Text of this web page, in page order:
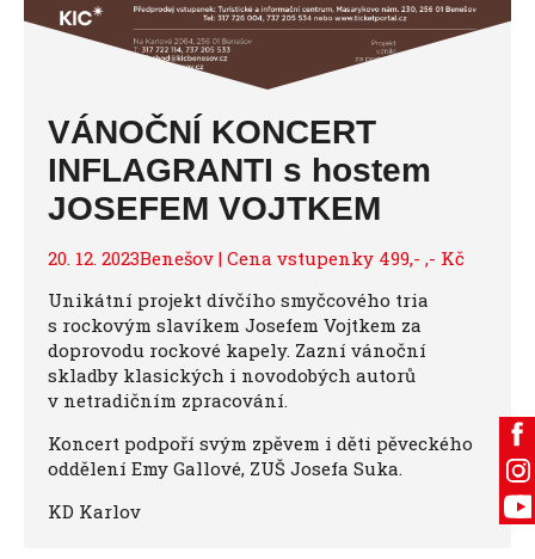
VÁNOČNÍ KONCERT
INFLAGRANTI s hostem
JOSEFEM VOJTKEM
20. 12. 2023Benešov | Cena vstupenky 499,- ,- Kč
Unikátní projekt dívčího smyčcového tria
s rockovým slavíkem Josefem Vojtkem za
doprovodu rockové kapely. Zazní vánoční
skladby klasických i novodobých autorů
v netradičním zpracování.
Koncert podpoří svým zpěvem i děti pěveckého
oddělení Emy Gallové, ZUŠ Josefa Suka.
KD Karlov